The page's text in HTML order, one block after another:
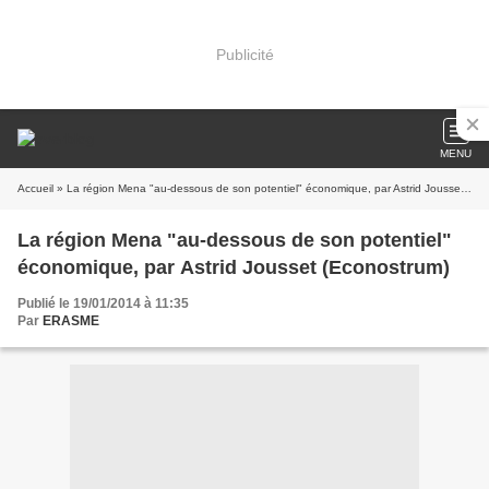
Publicité
MENU
Accueil » La région Mena "au-dessous de son potentiel" économique, par Astrid Jousset (Econostrum)
La région Mena "au-dessous de son potentiel"
économique, par Astrid Jousset (Econostrum)
Publié le 19/01/2014 à 11:35
Par ERASME